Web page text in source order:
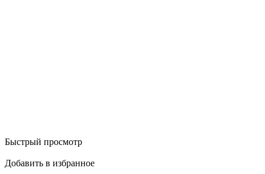
Быстрый просмотр
Добавить в избранное